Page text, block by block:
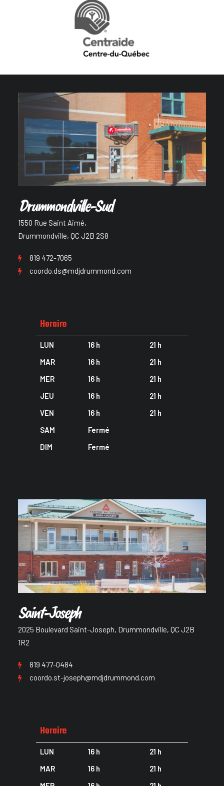
Drummondville-Sud
1550 Rue Saint Aimé,
Drummondville, QC J2B 2S8
819 472-7065
coordo.ds@mdjdrummond.com
Horaire
LUN 16 h
21 h
MAR
16 h
21 h
MER
16 h
21 h
JEU
16 h
21 h
VEN
16 h
21 h
SAM
Fermé
DIM
Fermé
Saint-Joseph
2025 Boulevard Saint-Joseph, Drummondville, QC J2B
1R2
819 477-0484
coordo.st-joseph@mdjdrummond.com
Horaire
LUN 16 h
21 h
MAR
16 h
21 h